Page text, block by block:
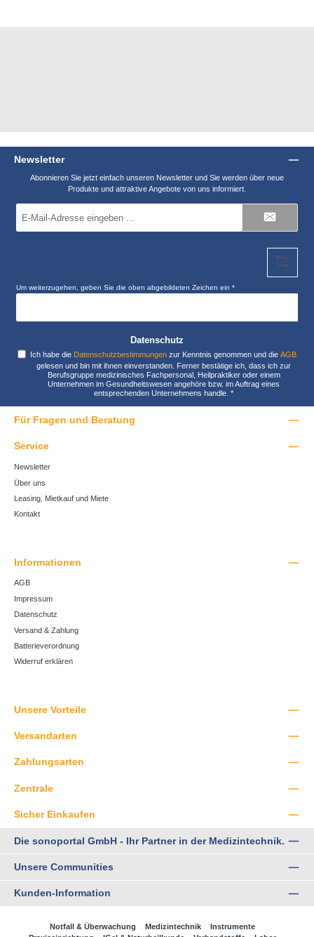
Newsletter
Abonnieren Sie jetzt einfach unseren Newsletter und Sie werden über neue
Produkte und attraktive Angebote von uns informiert.
Mail-
Um weiterzugehen, geben Sie die oben abgebildeten Zeichen ein*
Datenschutz
Ich habe die Datenschutzbestimmungen zur Kenntnis genommen und dieAGB
gelesen und bin mit ihnen einverstanden. Ferner bestätige ich, dass ich zur
Berufsgruppe medizinisches Fachpersonal, Heilpraktiker oder einem
Unternehmen im Gesundheitswesen angehöre bzw. im Auftrag eines
entsprechenden Unternehmens handle.*
Für Fragen und Beratung
Unsere Vorteile
Zentrale
Sicher Einkaufen
Service
Newsletter
Über uns
Leasing, Mietkauf und Miete
Kontakt
Informationen
AGB
Impressum
Datenschutz
Versand & Zahlung
Batterieverordnung
Widerruf erklären
Versandarten
Zahlungsarten
Die sonoportal GmbH - Ihr Partner in der Medizintechnik.
Unsere Communities
Kunden-Information
Notfall & Überwachung Medizintechnik
Instrumente